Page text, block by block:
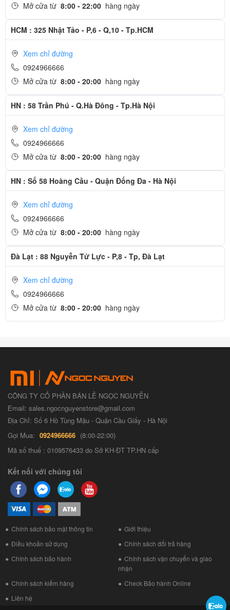
Mở cửa từ 8:00 - 22:00 hàng ngày
HCM : 325 Nhật Tảo - P,6 - Q,10 - Tp.HCM
Xem chỉ đường
0924966666
Mở cửa từ 8:00 - 20:00 hàng ngày
HN : 58 Trần Phú - Q.Hà Đông - Tp.Hà Nội
Xem chỉ đường
0924966666
Mở cửa từ 8:00 - 20:00 hàng ngày
HN : Số 58 Hoàng Cầu - Quận Đống Đa - Hà Nội
Xem chỉ đường
0924966666
Mở cửa từ 8:00 - 20:00 hàng ngày
Đà Lạt : 88 Nguyễn Tử Lực - P,8 - Tp, Đà Lạt
Xem chỉ đường
0924966666
Mở cửa từ 8:00 - 20:00 hàng ngày
CÔNG TY CỔ PHẦN BÁN LẺ NGỌC NGUYỄN
Email: sales.ngocnguyenstore@gmail.com
Địa Chỉ: Số 6 Hồ Tùng Mậu - Quận Cầu Giấy - Hà Nội
Gọi Mua: 0924966666 (8:00-22:00)
Mã số thuế : 0109576433 do Sở KH-ĐT TP.HN cấp
Kết nối với chúng tôi
Chính sách bảo mật thông tin
Giới thiệu
Điều khoản sử dụng
Chính sách đổi trả hàng
Chính sách bảo hành
Chính sách vận chuyển và giao
nhận
Chính sách kiểm hàng
Check Bảo hành Online
Liên hệ